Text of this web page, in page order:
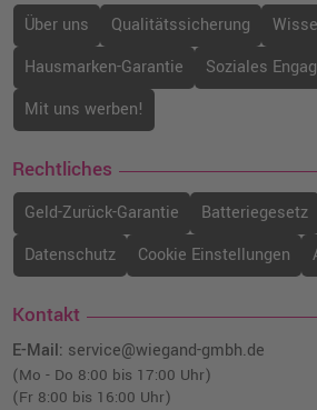
Über uns Qualitätssicherung
Hausmarken-Garantie
Soziales
Mit uns werben!
Rechtliches
Geld-Zurück-Garantie Batteriegesetz
Datenschutz
Cookie Einstellungen
Kontakt
E-Mail: service@wiegand-gmbh.de
(Mo - Do 8:00 bis 17:00 Uhr)
(Fr 8:00 bis 16:00 Uhr)